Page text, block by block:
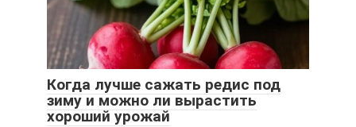
Когда лучше сажать редис под
зиму и можно ли вырастить
хороший урожай